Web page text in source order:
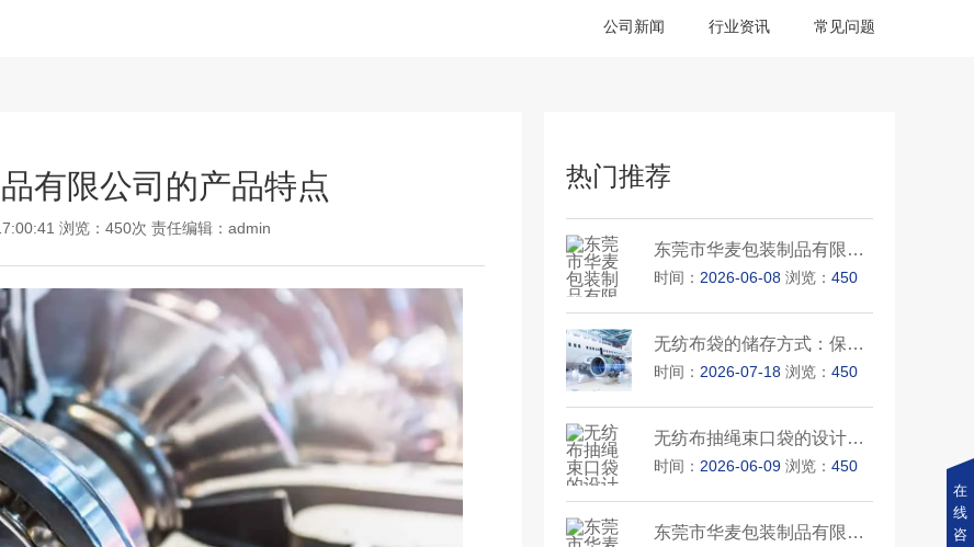
公司新闻 行业资讯 常见问题
有限公司的产品特点
浏览：450次 责任编辑： admin
热门推荐
东莞市华麦包装制品有限公司的···
时间： 2026-06-08 浏览：450
无纺布袋的储存方式：保护和延···
时间： 2026-07-18 浏览：450
无纺布抽绳束口袋的设计特点
时间： 2026-06-09 浏览：450
东莞市华麦包装制品有限公司的···
在
线
咨